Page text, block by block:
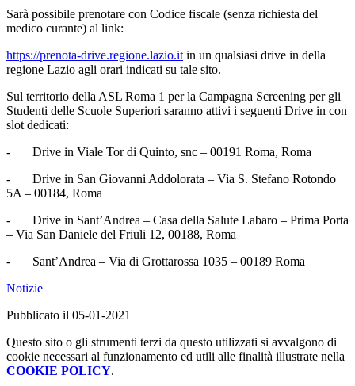
Sarà possibile prenotare con Codice fiscale (senza richiesta del
medico curante) al link:
https://prenota-drive.regione.lazio.it in un qualsiasi drive in della
regione Lazio agli orari indicati su tale sito.
Sul territorio della ASL Roma 1 per la Campagna Screening per gli
Studenti delle Scuole Superiori saranno attivi i seguenti Drive in con
slot dedicati:
- Drive in Viale Tor di Quinto, snc – 00191 Roma, Roma
- Drive in San Giovanni Addolorata – Via S. Stefano Rotondo
5A – 00184, Roma
- Drive in Sant’Andrea – Casa della Salute Labaro – Prima Porta
– Via San Daniele del Friuli 12, 00188, Roma
- Sant’Andrea – Via di Grottarossa 1035 – 00189 Roma
Notizie
Pubblicato il 05-01-2021
Questo sito o gli strumenti terzi da questo utilizzati si avvalgono di
cookie necessari al funzionamento ed utili alle finalità illustrate nella
COOKIE POLICY.